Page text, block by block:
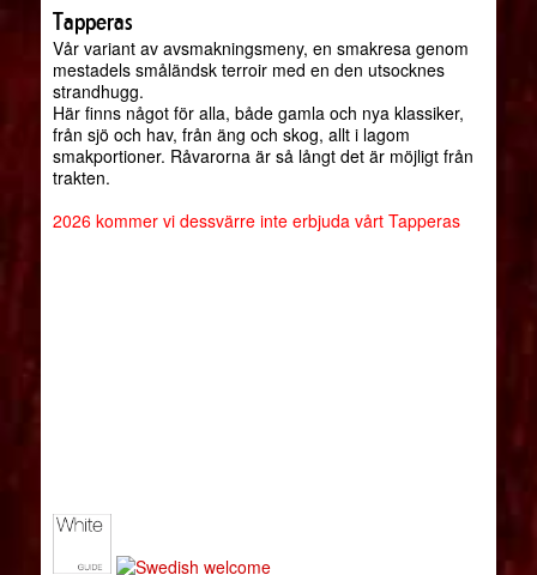
Tapperas
Vår variant av avsmakningsmeny, en smakresa genom
mestadels småländsk terroir med en den utsocknes
strandhugg.
Här finns något för alla, både gamla och nya klassiker,
från sjö och hav, från äng och skog, allt i lagom
smakportioner. Råvarorna är så långt det är möjligt från
trakten.
2026 kommer vi dessvärre inte erbjuda vårt Tapperas